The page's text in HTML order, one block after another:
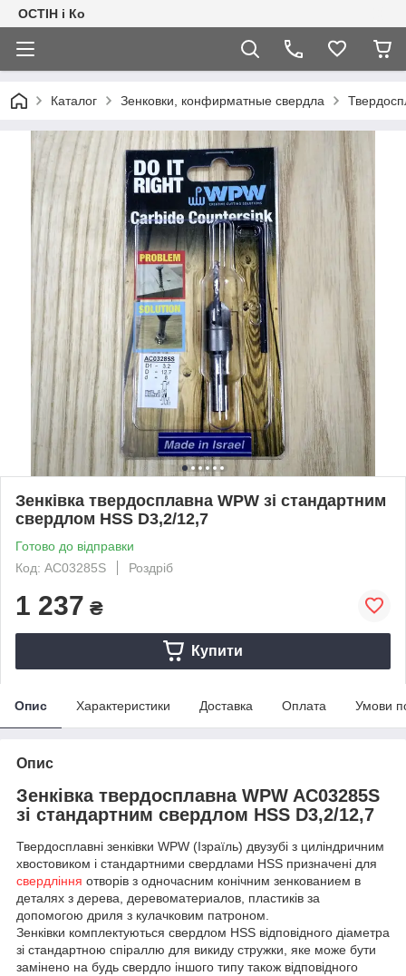
ОСТІН і Ко
Каталог Зенковки, конфирматные свердла
Зенківка твердосплавна WPW зі стандартним
свердлом HSS D3,2/12,7
Готово до відправки
Код: AC03285S
Роздріб
1 237 ₴
Купити
Опис Характеристики Доставка Оплата Умови
Опис
Зенківка твердосплавна WPW AC03285S
зі стандартним свердлом HSS D3,2/12,7
Твердосплавні зенківки WPW (Ізраїль) двузубі з циліндричним
хвостовиком і стандартними свердлами HSS призначені для
свердління отворів з одночасним конічним зенкованием в
деталях з дерева, деревоматериалов, пластиків за
допомогою дриля з кулачковим патроном.
Зенківки комплектуються свердлом HSS відповідного діаметра
зі стандартною спіраллю для викиду стружки, яке може бути
замінено на будь свердло іншого типу також відповідного